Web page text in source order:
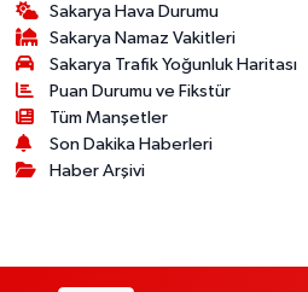
Sakarya Hava Durumu
Sakarya Namaz Vakitleri
Sakarya Trafik Yoğunluk Haritası
Puan Durumu ve Fikstür
Tüm Manşetler
Son Dakika Haberleri
Haber Arşivi